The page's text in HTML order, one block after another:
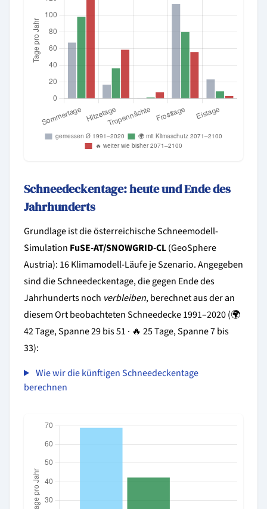
Schneedeckentage: heute und Ende des
Jahrhunderts
Grundlage ist die österreichische Schneemodell-
Simulation FuSE-AT/SNOWGRID-CL(GeoSphere
Austria): 16 Klimamodell-Läufe je Szenario. Angegeben
sind die Schneedeckentage, die gegen Ende des
Jahrhunderts noch verbleiben, berechnet aus der an
diesem Ort beobachteten Schneedecke 1991–2020 (🌍
42 Tage, Spanne 29 bis 51 · 🔥 25 Tage, Spanne 7 bis
33):
Wie wir die künftigen Schneedeckentage
berechnen